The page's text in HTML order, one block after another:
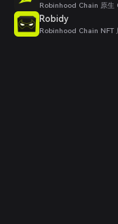
Robinhood Chain 原生
Robidy
Robinhood Chain NFT